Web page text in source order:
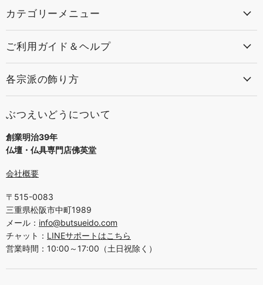
カテゴリーメニュー
ご利用ガイド＆ヘルプ
各宗派の飾り方
ぶつえいどうについて
創業明治39年
仏壇・仏具専門店佛英堂
会社概要
〒515-0083
三重県松阪市中町1989
メール： info@butsueido.com
チャット： LINEサポートはこちら
営業時間：10:00～17:00（土日祝除く）